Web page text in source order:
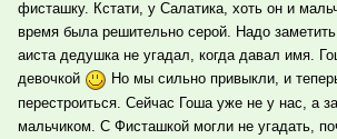
фисташку. Кстати, у Салатика, хоть он и
время была решительно серой. Надо
аиста дедушка не угадал, когда давал имя.
девочкой
Но мы сильно привыкли, и
перестроиться. Сейчас Гоша уже не у нас, а
мальчиком. С Фисташкой могли не угадать,